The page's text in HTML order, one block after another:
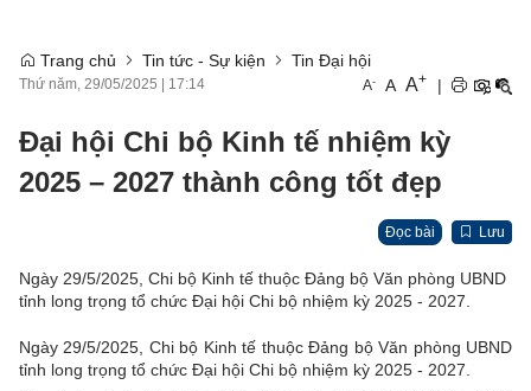
Trang chủ Tin tức - Sự kiện Tin Đại hội
Thứ năm, 29/05/2025 17:14 A- A A+ |
Đại hội Chi bộ Kinh tế nhiệm kỳ
2025 – 2027 thành công tốt đẹp
Đọc bài Lưu
Ngày 29/5/2025, Chi bộ Kinh tế thuộc Đảng bộ Văn phòng UBND
tỉnh long trọng tổ chức Đại hội Chi bộ nhiệm kỳ 2025 - 2027.
Ngày 29/5/2025, Chi bộ Kinh tế thuộc Đảng bộ Văn phòng UBND
tỉnh long trọng tổ chức Đại hội Chi bộ nhiệm kỳ 2025 - 2027.